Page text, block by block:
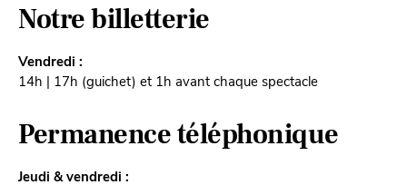
Notre billetterie
Vendredi :
14h | 17h (guichet) et 1h avant chaque spectacle
Permanence téléphonique
Jeudi & vendredi :